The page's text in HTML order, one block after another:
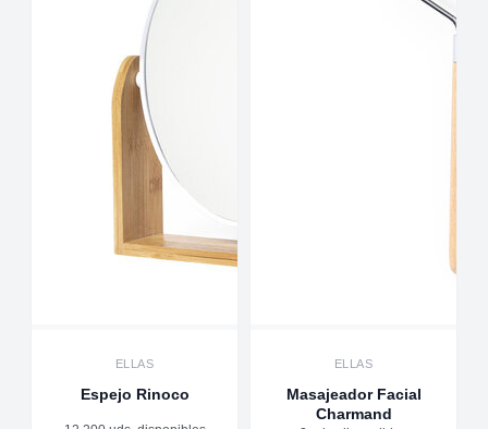
ELLAS
Espejo Rinoco
ELLAS
Masajeador Facial
Charmand